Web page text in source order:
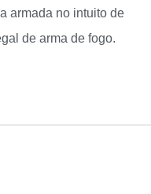
armada no intuito de
de arma de fogo.